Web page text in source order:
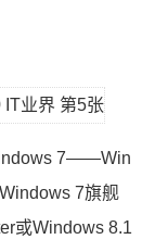
7——Win
7旗舰
或Windows 8.1